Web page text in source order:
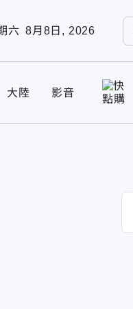
六 8月8日, 2026
大陸 影音